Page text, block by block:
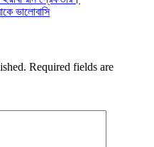
ভালোবাসি
Required fields are